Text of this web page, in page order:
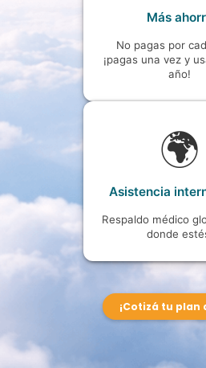
Más
No pagas por
¡pagas una vez y
año!
🌍
Asistencia
Respaldo médico
donde
¡Cotizá tu plan